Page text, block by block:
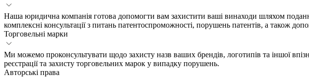
Наша юридична компанія готова допомогти вам захистити ваші винаходи шляхом
комплексні консультації з питань патентоспроможності, порушень патентів, а також
Торговельні марки
Ми можемо проконсультувати щодо захисту назв ваших брендів, логотипів та іншої
реєстрації та захисту торговельних марок у випадку порушень.
Авторські права